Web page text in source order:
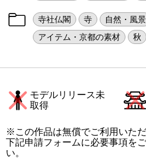
寺社仏閣 寺 自然・風景
アイテム・京都の素材
秋
モデルリリース未
取得
※この作品は無償でご利用いた
下記申請フォームに必要事項を
い。